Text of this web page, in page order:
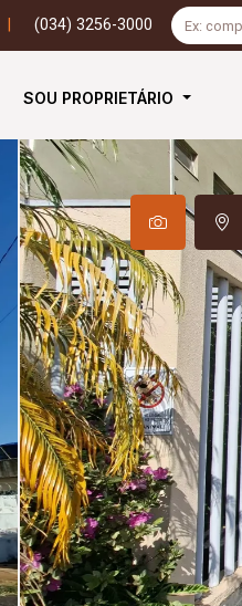
(034) 3256-3000
SOU PROPRIETÁRIO